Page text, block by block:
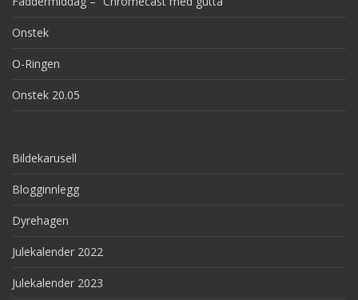
Onstek
O-Ringen
Onstek 20.05
Bildekarusell
Blogginnlegg
Dyrehagen
Julekalender 2022
Julekalender 2023